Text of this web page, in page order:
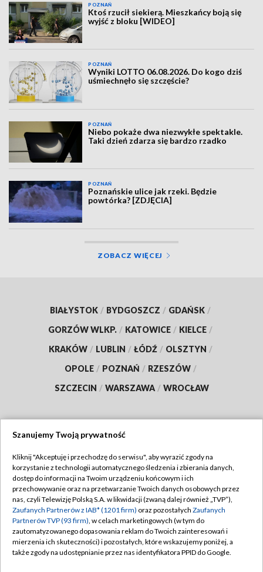
POZNAŃ
Ktoś rzucił siekierą. Mieszkańcy boją się
wyjść z bloku [WIDEO]
POZNAŃ
Wyniki LOTTO 06.08.2026. Do kogo dziś
uśmiechnęło się szczęście?
POZNAŃ
Niebo pokaże dwa niezwykłe spektakle.
Taki dzień zdarza się bardzo rzadko
POZNAŃ
Poznańskie ulice jak rzeki. Będzie
powtórka? [ZDJĘCIA]
ZOBACZ WIĘCEJ
BIAŁYSTOK / BYDGOSZCZ / GDAŃSK /
GORZÓW WLKP. / KATOWICE / KIELCE /
KRAKÓW / LUBLIN / ŁÓDŹ / OLSZTYN /
OPOLE / POZNAŃ / RZESZÓW /
SZCZECIN / WARSZAWA / WROCŁAW
TVP
Abonament TVP
Emisja w TVP
Centrum informacji TVP
Naziemna Telewizja Cyfrowa
Regulamin TVP
Polityka prywatności
Moje zgody
Pomoc
Szanujemy Twoją prywatność
Kliknij "Akceptuję i przechodzę do serwisu", aby wyrazić zgody na
korzystanie z technologii automatycznego śledzenia i zbierania danych,
dostęp do informacji na Twoim urządzeniu końcowym i ich
przechowywanie oraz na przetwarzanie Twoich danych osobowych przez
nas, czyli Telewizję Polską S.A. w likwidacji (zwaną dalej również „TVP”),
Zaufanych Partnerów z IAB* (1201 firm) oraz pozostałych Zaufanych
Partnerów TVP (93 firm), w celach marketingowych (w tym do
zautomatyzowanego dopasowania reklam do Twoich zainteresowań i
mierzenia ich skuteczności) i pozostałych, które wskazujemy poniżej, a
także zgody na udostępnianie przez nas identyfikatora PPID do Google.